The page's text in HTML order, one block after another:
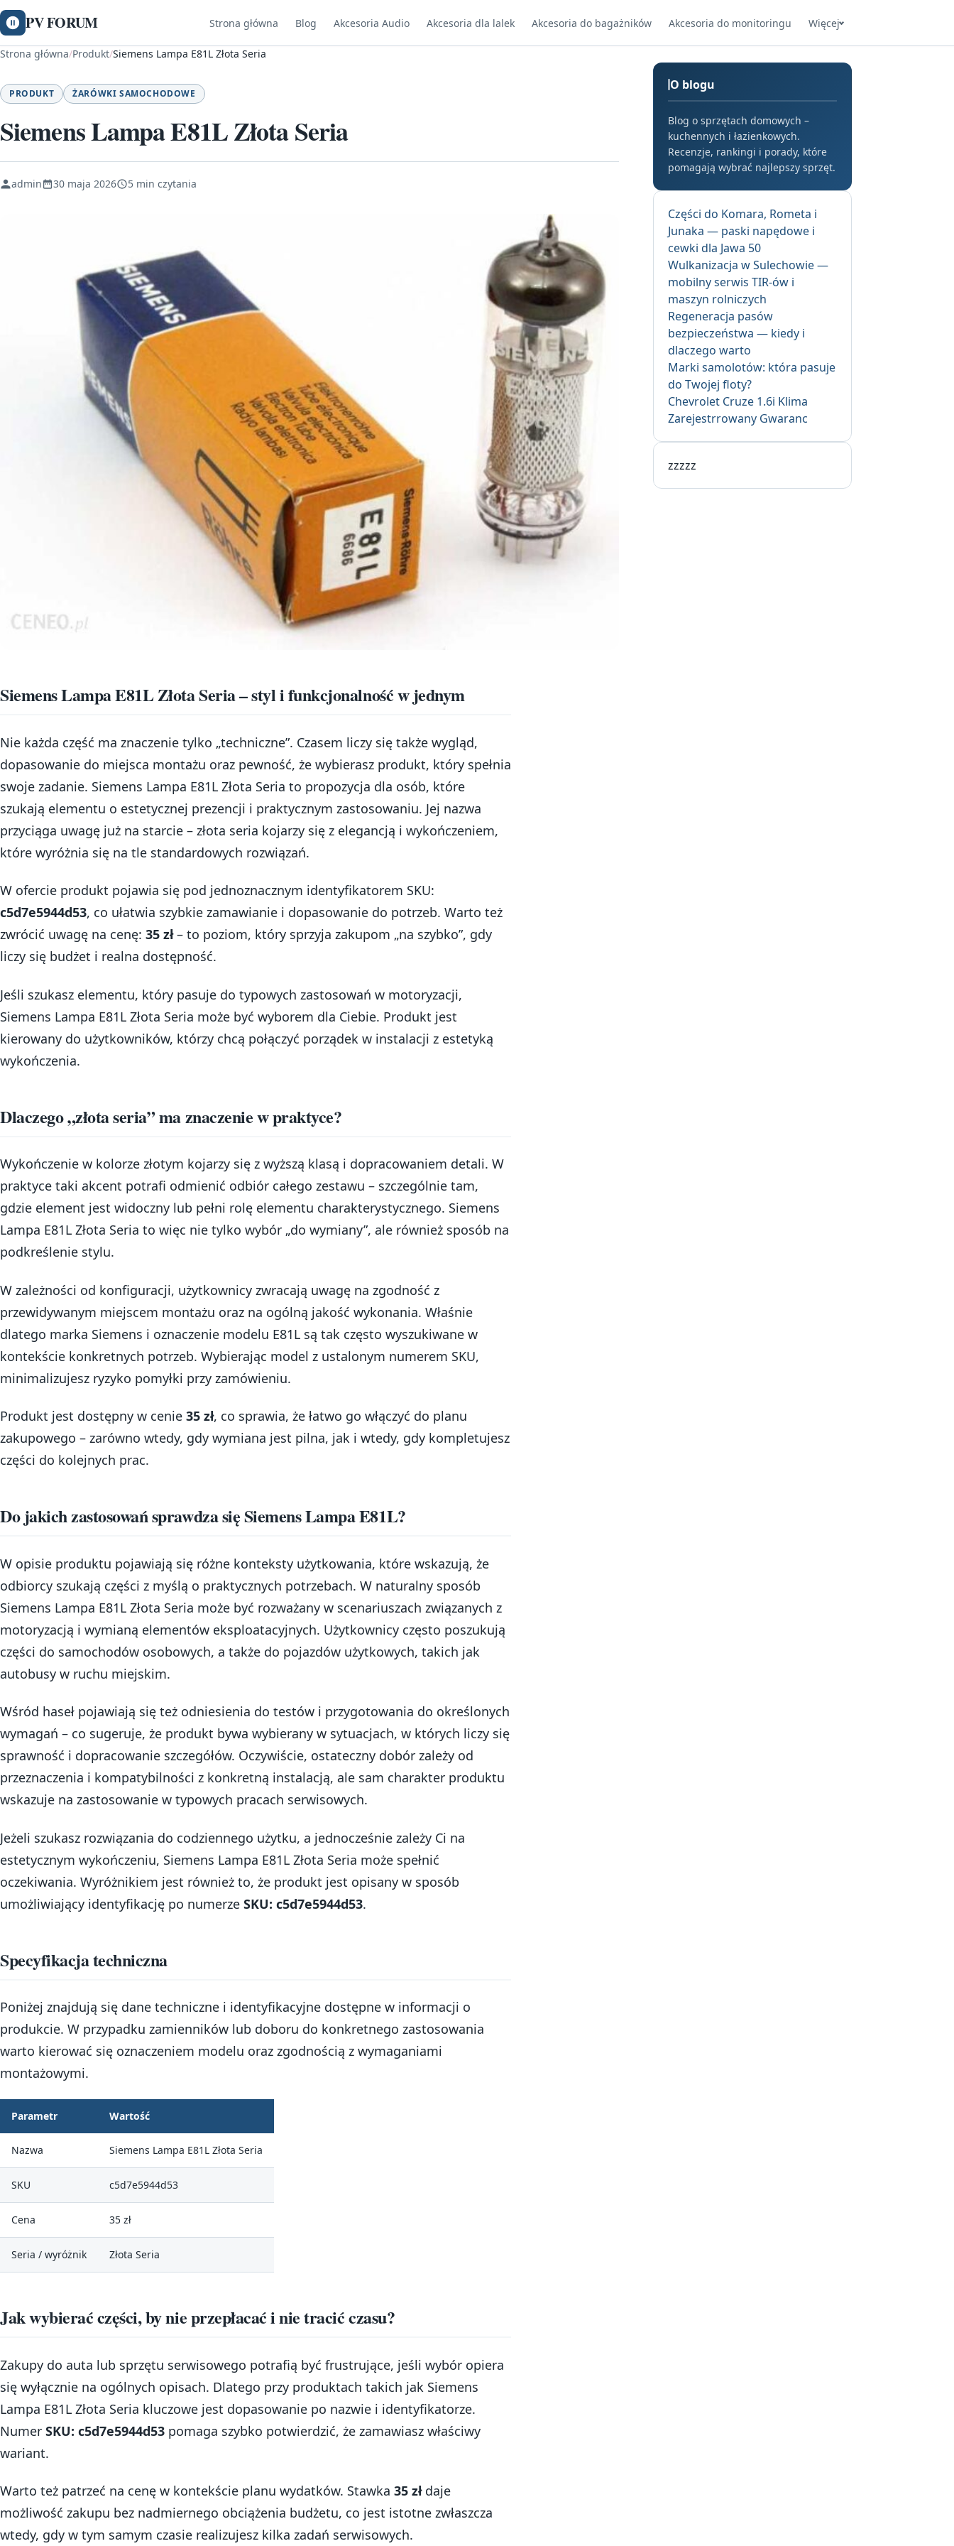
PV FORUM Strona główna Blog Akcesoria Audio Akcesoria dla lalek Akcesoria do bagażników Akcesoria do monitoringu Więcej
Strona główna/Produkt/Siemens Lampa E81L Złota Seria
PRODUKT ŻARÓWKI SAMOCHODOWE
Siemens Lampa E81L Złota Seria
admin 30 maja 2026 5 min czytania
Siemens Lampa E81L Złota Seria – styl i funkcjonalność w jednym
Nie każda część ma znaczenie tylko „techniczne”. Czasem liczy się także wygląd,
dopasowanie do miejsca montażu oraz pewność, że wybierasz produkt, który spełnia
swoje zadanie. Siemens Lampa E81L Złota Seria to propozycja dla osób, które
szukają elementu o estetycznej prezencji i praktycznym zastosowaniu. Jej nazwa
przyciąga uwagę już na starcie – złota seria kojarzy się z elegancją i wykończeniem,
które wyróżnia się na tle standardowych rozwiązań.
W ofercie produkt pojawia się pod jednoznacznym identyfikatorem SKU:
c5d7e5944d53, co ułatwia szybkie zamawianie i dopasowanie do potrzeb. Warto też
zwrócić uwagę na cenę: 35 zł– to poziom, który sprzyja zakupom „na szybko”, gdy
liczy się budżet i realna dostępność.
Jeśli szukasz elementu, który pasuje do typowych zastosowań w motoryzacji,
Siemens Lampa E81L Złota Seria może być wyborem dla Ciebie. Produkt jest
kierowany do użytkowników, którzy chcą połączyć porządek w instalacji z estetyką
wykończenia.
Dlaczego „złota seria” ma znaczenie w praktyce?
Wykończenie w kolorze złotym kojarzy się z wyższą klasą i dopracowaniem detali. W
praktyce taki akcent potrafi odmienić odbiór całego zestawu – szczególnie tam,
gdzie element jest widoczny lub pełni rolę elementu charakterystycznego. Siemens
Lampa E81L Złota Seria to więc nie tylko wybór „do wymiany”, ale również sposób na
podkreślenie stylu.
W zależności od konfiguracji, użytkownicy zwracają uwagę na zgodność z
przewidywanym miejscem montażu oraz na ogólną jakość wykonania. Właśnie
dlatego marka Siemens i oznaczenie modelu E81L są tak często wyszukiwane w
kontekście konkretnych potrzeb. Wybierając model z ustalonym numerem SKU,
minimalizujesz ryzyko pomyłki przy zamówieniu.
Produkt jest dostępny w cenie 35 zł, co sprawia, że łatwo go włączyć do planu
zakupowego – zarówno wtedy, gdy wymiana jest pilna, jak i wtedy, gdy kompletujesz
części do kolejnych prac.
Do jakich zastosowań sprawdza się Siemens Lampa E81L?
W opisie produktu pojawiają się różne konteksty użytkowania, które wskazują, że
odbiorcy szukają części z myślą o praktycznych potrzebach. W naturalny sposób
Siemens Lampa E81L Złota Seria może być rozważany w scenariuszach związanych z
motoryzacją i wymianą elementów eksploatacyjnych. Użytkownicy często poszukują
części do samochodów osobowych, a także do pojazdów użytkowych, takich jak
autobusy w ruchu miejskim.
Wśród haseł pojawiają się też odniesienia do testów i przygotowania do określonych
wymagań – co sugeruje, że produkt bywa wybierany w sytuacjach, w których liczy się
sprawność i dopracowanie szczegółów. Oczywiście, ostateczny dobór zależy od
przeznaczenia i kompatybilności z konkretną instalacją, ale sam charakter produktu
wskazuje na zastosowanie w typowych pracach serwisowych.
Jeżeli szukasz rozwiązania do codziennego użytku, a jednocześnie zależy Ci na
estetycznym wykończeniu, Siemens Lampa E81L Złota Seria może spełnić
oczekiwania. Wyróżnikiem jest również to, że produkt jest opisany w sposób
umożliwiający identyfikację po numerze SKU: c5d7e5944d53.
Specyfikacja techniczna
Poniżej znajdują się dane techniczne i identyfikacyjne dostępne w informacji o
produkcie. W przypadku zamienników lub doboru do konkretnego zastosowania
warto kierować się oznaczeniem modelu oraz zgodnością z wymaganiami
montażowymi.
Parametr Wartość
Nazwa Siemens Lampa E81L Złota Seria
SKU c5d7e5944d53
Cena 35 zł
Seria / wyróżnik Złota Seria
Jak wybierać części, by nie przepłacać i nie tracić czasu?
Zakupy do auta lub sprzętu serwisowego potrafią być frustrujące, jeśli wybór opiera
się wyłącznie na ogólnych opisach. Dlatego przy produktach takich jak Siemens
Lampa E81L Złota Seria kluczowe jest dopasowanie po nazwie i identyfikatorze.
Numer SKU: c5d7e5944d53 pomaga szybko potwierdzić, że zamawiasz właściwy
wariant.
Warto też patrzeć na cenę w kontekście planu wydatków. Stawka 35 złdaje
możliwość zakupu bez nadmiernego obciążenia budżetu, co jest istotne zwłaszcza
wtedy, gdy w tym samym czasie realizujesz kilka zadań serwisowych.
O blogu
Blog o sprzętach domowych –
kuchennych i łazienkowych.
Recenzje, rankingi i porady, które
pomagają wybrać najlepszy sprzęt.
Części do Komara, Rometa i
Junaka — paski napędowe i
cewki dla Jawa 50
Wulkanizacja w Sulechowie —
mobilny serwis TIR-ów i
maszyn rolniczych
Regeneracja pasów
bezpieczeństwa — kiedy i
dlaczego warto
Marki samolotów: która pasuje
do Twojej floty?
Chevrolet Cruze 1.6i Klima
Zarejestrrowany Gwaranc
zzzzz